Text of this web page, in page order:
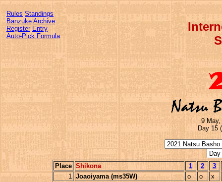
Rules Standings
Banzuke Archive
Register Entry
Auto-Pick Formula
9 May,
Day 15
Place Shikona 1 2
3
1 Joaoiyama (ms35W) o o
x